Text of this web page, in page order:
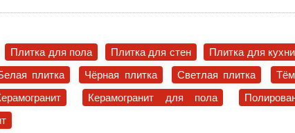
Плитка для пола Плитка для стен Плитка для кухни
плитка Чёрная плитка Светлая плитка
Керамогранит для пола